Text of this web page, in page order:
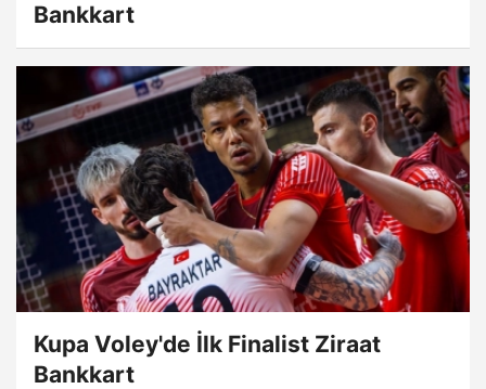
Bankkart
Kupa Voley'de İlk Finalist Ziraat
Bankkart